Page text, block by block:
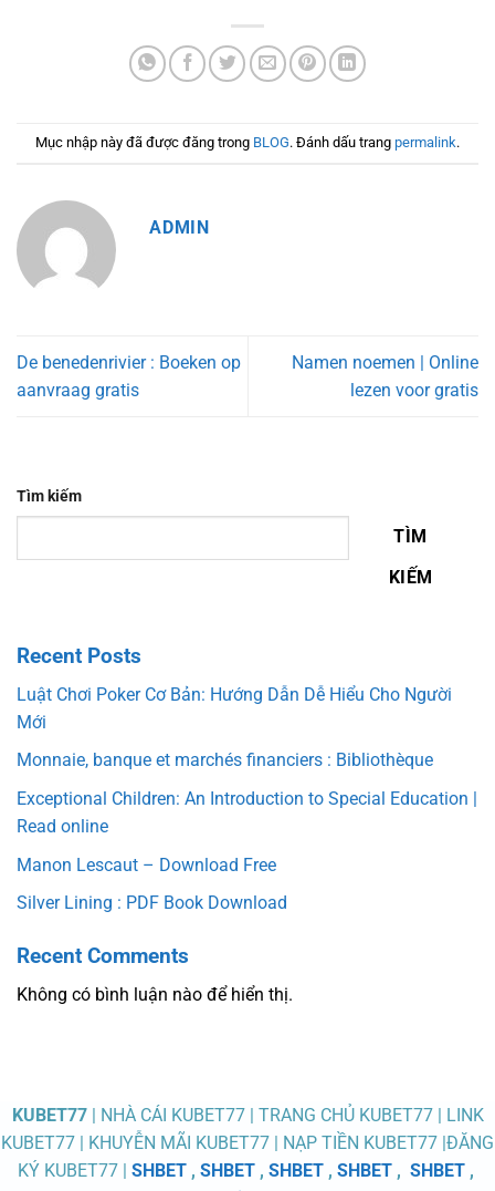
Mục nhập này đã được đăng trong BLOG. Đánh dấu trang permalink.
ADMIN
De benedenrivier : Boeken op
aanvraag gratis
Namen noemen | Online
lezen voor gratis
Tìm kiếm
TÌM
KIẾM
Recent Posts
Luật Chơi Poker Cơ Bản: Hướng Dẫn Dễ Hiểu Cho Người
Mới
Monnaie, banque et marchés financiers : Bibliothèque
Exceptional Children: An Introduction to Special Education |
Read online
Manon Lescaut – Download Free
Silver Lining : PDF Book Download
Recent Comments
Không có bình luận nào để hiển thị.
KUBET77| NHÀ CÁI KUBET77 | TRANG CHỦ KUBET77 | LINK
KUBET77 | KHUYỄN MÃI KUBET77 | NẠP TIỀN KUBET77 |ĐĂNG
KÝ KUBET77 | SHBET, SHBET, SHBET, SHBET, SHBET,